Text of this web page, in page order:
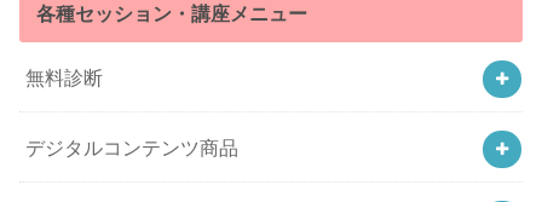
各種セッション・講座メニュー
無料診断
デジタルコンテンツ商品